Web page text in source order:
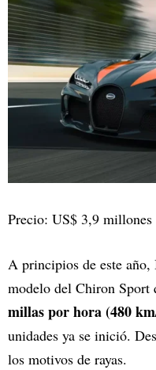
Precio: US$ 3,9 millones
A principios de este
modelo del Chiron Sport
millas por hora (480
unidades ya se inició.
los motivos de rayas.